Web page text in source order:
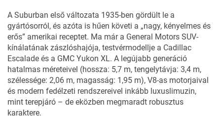
A Suburban első változata 1935-ben gördült le a
gyártósorról, és azóta is hűen követi a „nagy, kényelmes és
erős” amerikai receptet. Ma már a General Motors SUV-
kínálatának zászlóshajója, testvérmodellje a Cadillac
Escalade és a GMC Yukon XL. A legújabb generáció
hatalmas méreteivel (hossza: 5,7 m, tengelytávja: 3,4 m,
szélessége: 2,06 m, magasság: 1,95 m), V8-as motorjaival
és modern fedélzeti rendszereivel inkább luxuslimuzin,
mint terepjáró – de eközben megmaradt robusztus
karaktere.